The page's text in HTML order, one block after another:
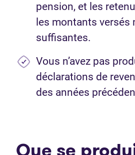
pension, et les
les montants versés
suffisantes.
Vous n’avez pas
déclarations de
des années